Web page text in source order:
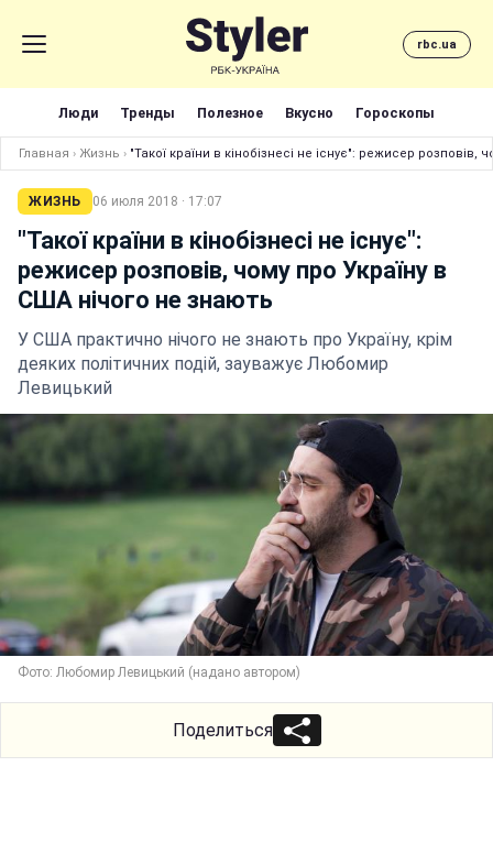
rbc.ua
Люди Тренды Полезное Вкусно Гороскопы
Главная › Жизнь › "Такої країни в кінобізнесі не існує": режисер
ЖИЗНЬ 06 июля 2018 · 17:07
"Такої країни в кінобізнесі не існує":
режисер розповів, чому про Україну в
США нічого не знають
У США практично нічого не знають про Україну, крім
деяких політичних подій, зауважує Любомир
Левицький
Фото: Любомир Левицький (надано автором)
Поделиться